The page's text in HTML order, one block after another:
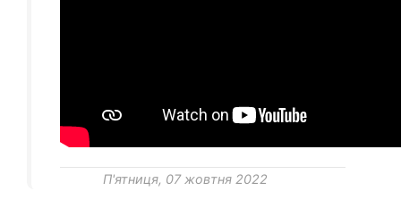
П'ятниця, 07 жовтня 2022